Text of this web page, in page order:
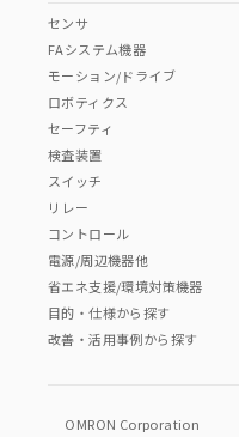
センサ
FAシステム機器
モーション/ドライブ
ロボティクス
セーフティ
検査装置
スイッチ
リレー
コントロール
電源/周辺機器他
省エネ支援/環境対策機器
目的・仕様から探す
改善・活用事例から探す
OMRON Corporation